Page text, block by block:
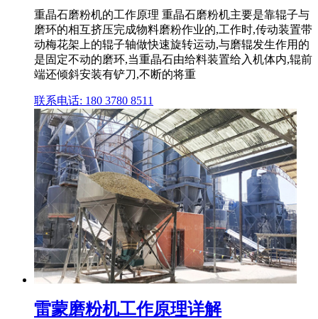
重晶石磨粉机的工作原理 重晶石磨粉机主要是靠辊子与
磨环的相互挤压完成物料磨粉作业的,工作时,传动装置带
动梅花架上的辊子轴做快速旋转运动,与磨辊发生作用的
是固定不动的磨环,当重晶石由给料装置给入机体内,辊前
端还倾斜安装有铲刀,不断的将重
联系电话: 180 3780 8511
雷蒙磨粉机工作原理详解